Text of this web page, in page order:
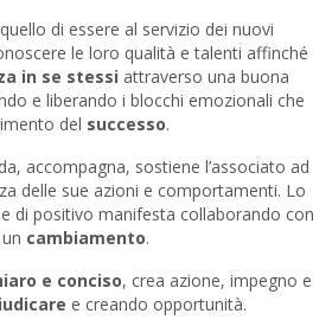
di essere al servizio dei nuovi
le loro qualità e talenti affinché
in se stessi attraverso una buona
e liberando i blocchi emozionali che
del successo.
accompagna, sostiene l’associato ad
delle sue azioni e comportamenti. Lo
di positivo manifesta collaborando con
cambiamento.
e conciso, crea azione, impegno e
e creando opportunità.